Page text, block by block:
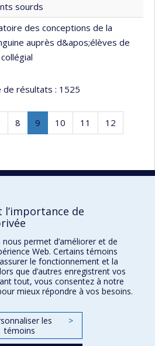
sourds
des conceptions de la
auprès d&apos;élèves de
de résultats : 1525
Page
8 Page
9
Page
Page
10 Page
11 Page
12
de l'éducation
l’importance de
permet d’améliorer et de
Web. Certains témoins
le fonctionnement et la
que d’autres enregistrent vos
tout, vous consentez à notre
mieux répondre à vos besoins.
les
témoins
>